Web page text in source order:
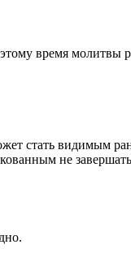
время молитвы
стать видимым
не